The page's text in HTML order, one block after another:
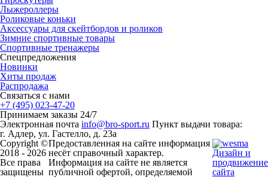
Лыжероллеры
Роликовые коньки
Аксессуары для скейтбордов и роликов
Зимние спортивные товары
Спортивные тренажеры
Спецпредложения
Новинки
Хиты продаж
Распродажа
Связаться с нами
+7 (495) 023-47-20
Принимаем заказы 24/7
Электронная почта info@bro-sport.ru Пункт выдачи товара:
г. Адлер, ул. Гастелло, д. 23а
Copyright ©
2018 - 2026
Все права
защищены
Предоставленная на сайте информация
несёт справочный характер.
Информация на сайте не является
публичной офертой, определяемой
Дизайн и
продвижение
сайта